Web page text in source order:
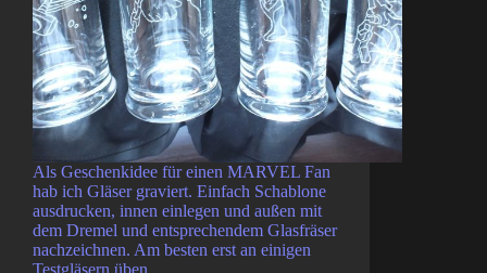
Als Geschenkidee für einen MARVEL Fan
hab ich Gläser graviert. Einfach Schablone
ausdrucken, innen einlegen und außen mit
dem Dremel und entsprechendem Glasfräser
nachzeichnen. Am besten erst an einigen